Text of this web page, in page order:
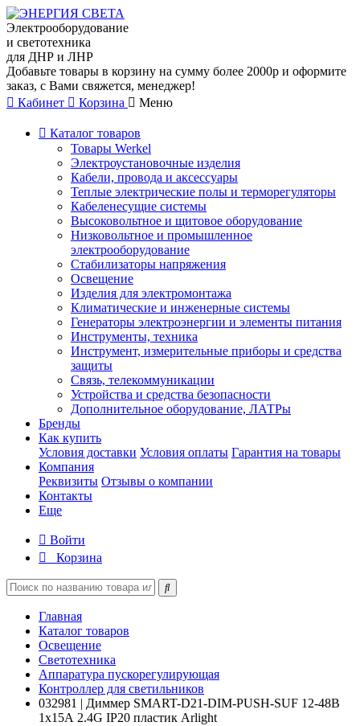
Электрооборудование
и светотехника
для ДНР и ЛНР
Добавьте товары в корзину на сумму более 2000р и оформите
заказ, с Вами свяжется, менеджер!
Кабинет
Корзина Меню
Каталог товаров
Товары Werkel
Электроустановочные изделия
Кабели, провода и аксессуары
Теплые электрические полы и терморегуляторы
Кабеленесущие системы
Высоковольтное и щитовое оборудование
Низковольтное и промышленное
электрооборудование
Стабилизаторы напряжения
Освещение
Изделия для электромонтажа
Климатические и инженерные системы
Генераторы электроэнергии и элементы питания
Инструменты, техника
Инструмент, измерительные приборы и средства
защиты
Связь, телекоммуникации
Устройства и средства безопасности
Дополнительное оборудование, ЛАТРы
Бренды
Как купить
Условия доставки Условия оплаты Гарантия на товары
Компания
Реквизиты Отзывы о компании
Контакты
Еще
Войти
Корзина
Главная
Каталог товаров
Освещение
Светотехника
Аппаратура пускорегулирующая
Контроллер для светильников
032981 | Диммер SMART-D21-DIM-PUSH-SUF 12-48В
1х15А 2.4G IP20 пластик Arlight